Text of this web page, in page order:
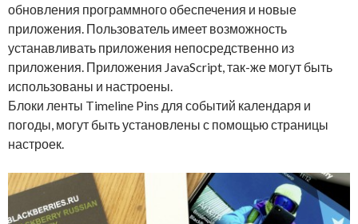
обновления программного обеспечения и новые
приложения. Пользователь имеет возможность
устанавливать приложения непосредственно из
приложения. Приложения JavaScript, так-же могут быть
использованы и настроены.
Блоки ленты Timeline Pins для событий календаря и
погоды, могут быть установлены с помощью страницы
настроек.